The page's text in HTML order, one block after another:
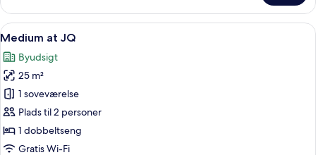
at
JQ
Indlæs
alle
billeder
af
Medium
at
JQ
Et moderne hotelværelse med en
5
Medium at JQ
Byudsigt
25 m²
1 soveværelse
Plads til 2 personer
1 dobbeltseng
Gratis Wi-Fi